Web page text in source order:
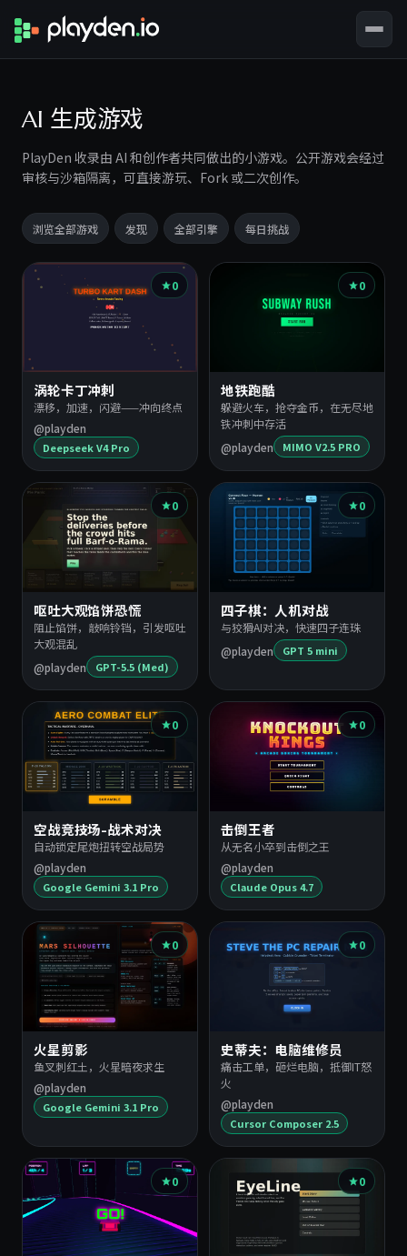
AI 生成游戏
PlayDen 收录由 AI 和创作者共同做出的小游戏。公开游戏会经过
审核与沙箱隔离，可直接游玩、Fork 或二次创作。
浏览全部游戏 发现 全部引擎 每日挑战
游
表
0
涡轮卡丁冲刺
漂移，加速，闪避——冲向终点
@playden
Deepseek V4 Pro
0
地铁跑酷
躲避火车，抢夺金币，在无尽地
铁冲刺中存活
@playden
MIMO V2.5 PRO
0
呕吐大观馅饼恐慌
阻止馅饼，敲响铃铛，引发呕吐
大观混乱
@playden
GPT-5.5 (Med)
0
四子棋：人机对战
与狡猾AI对决，快速四子连珠
@playden
GPT 5 mini
0
空战竞技场-战术对决
自动锁定尾炮扭转空战局势
@playden
Google Gemini 3.1 Pro
0
击倒王者
从无名小卒到击倒之王
@playden
Claude Opus 4.7
0
火星剪影
鱼叉刺红土，火星暗夜求生
@playden
Google Gemini 3.1 Pro
0
史蒂夫：电脑维修员
痛击工单，砸烂电脑，抵御IT怒
火
@playden
Cursor Composer 2.5
0 0